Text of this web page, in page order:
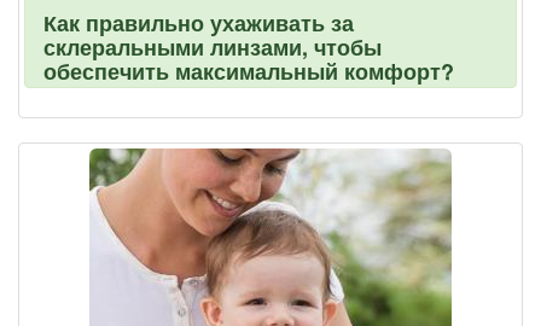
Как правильно ухаживать за
склеральными линзами, чтобы
обеспечить максимальный комфорт?